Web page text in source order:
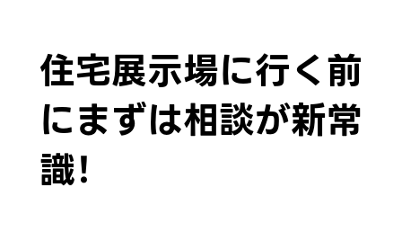
住宅展示場に行く前
にまずは相談が新常
識！